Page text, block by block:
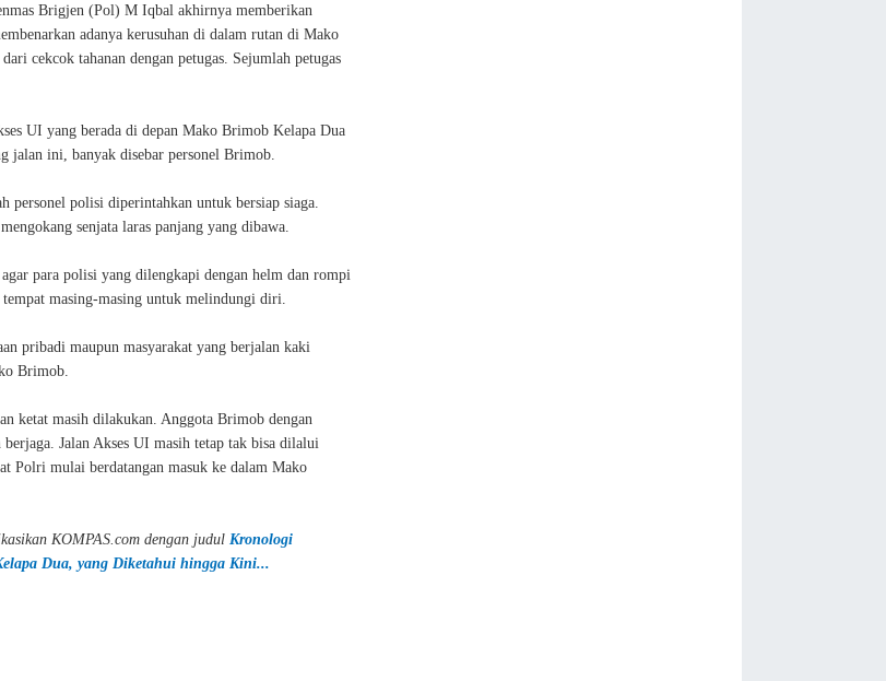
Brigjen (Pol) M Iqbal akhirnya memberikan
adanya kerusuhan di dalam rutan di Mako
cekcok tahanan dengan petugas. Sejumlah petugas
UI yang berada di depan Mako Brimob Kelapa Dua
jalan ini, banyak disebar personel Brimob.
personel polisi diperintahkan untuk bersiap siaga.
senjata laras panjang yang dibawa.
para polisi yang dilengkapi dengan helm dan rompi
masing-masing untuk melindungi diri.
pribadi maupun masyarakat yang berjalan kaki
Brimob.
ketat masih dilakukan. Anggota Brimob dengan
berjaga. Jalan Akses UI masih tetap tak bisa dilalui
Polri mulai berdatangan masuk ke dalam Mako
KOMPAS.com dengan judul Kronologi
Dua, yang Diketahui hingga Kini...